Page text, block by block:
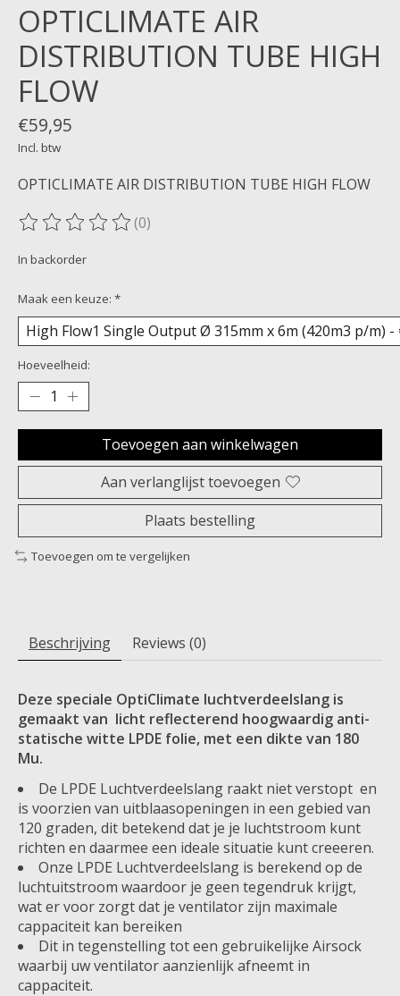
OPTICLIMATE AIR
DISTRIBUTION TUBE HIGH
FLOW
€59,95
Incl. btw
OPTICLIMATE AIR DISTRIBUTION TUBE HIGH FLOW
De beoordeling van dit product is
(0)
In backorder
Maak een keuze: *
Hoeveelheid:
Toevoegen aan winkelwagen
Aan verlanglijst toevoegen
Plaats bestelling
Toevoegen om te vergelijken
Beschrijving Reviews (0)
Deze speciale OptiClimate luchtverdeelslang is
gemaakt van licht reflecterend hoogwaardig anti-
statische witte LPDE folie, met een dikte van 180
Mu.
De LPDE Luchtverdeelslang raakt niet verstopt en
is voorzien van uitblaasopeningen in een gebied van
120 graden, dit betekend dat je je luchtstroom kunt
richten en daarmee een ideale situatie kunt creeeren.
Onze LPDE Luchtverdeelslang is berekend op de
luchtuitstroom waardoor je geen tegendruk krijgt,
wat er voor zorgt dat je ventilator zijn maximale
cappaciteit kan bereiken
Dit in tegenstelling tot een gebruikelijke Airsock
waarbij uw ventilator aanzienlijk afneemt in
cappaciteit.